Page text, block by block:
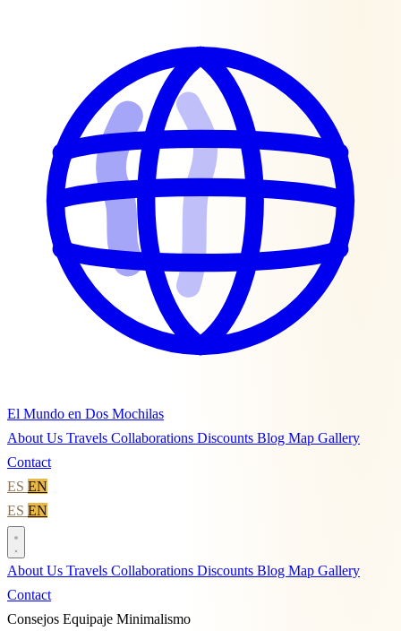
El Mundo en Dos Mochilas
About Us Travels Collaborations Discounts Blog Map Gallery
Contact
ES EN
ES EN
About Us Travels Collaborations Discounts Blog Map Gallery
Contact
Consejos Equipaje Minimalismo